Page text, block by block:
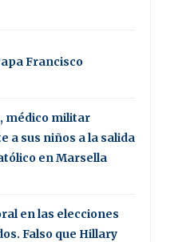
Francisco
médico militar
a sus niños a la salida
en Marsella
en las elecciones
Falso que Hillary